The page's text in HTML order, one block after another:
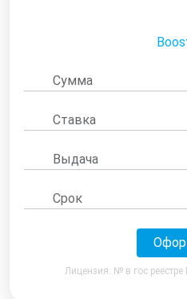
Сумма
Ставка
Выдача
Срок
Лицензия: № в гос